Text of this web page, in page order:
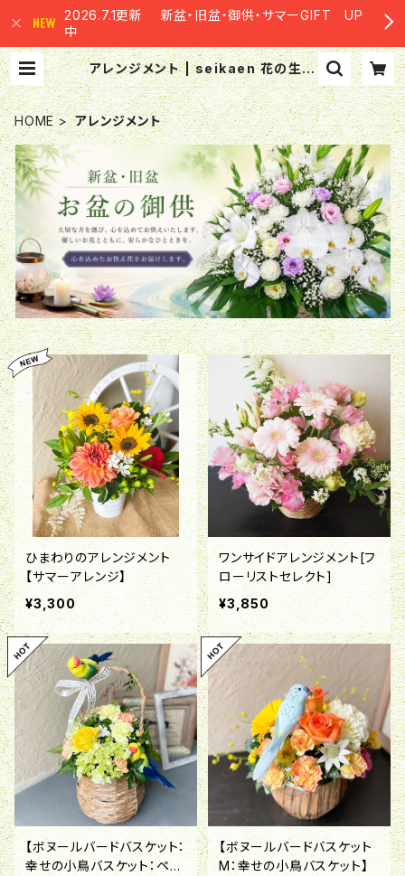
2026.7.1更新 新盆・旧盆・御供・サマーGIFT UP
中
アレンジメント | seikaen 花の生華
園
HOME アレンジメント
ひまわりのアレンジメント
【サマーアレンジ】
¥3,300
ワンサイドアレンジメント[フ
ローリストセレクト]
¥3,850
【ボヌールバードバスケット：
幸せの小鳥バスケット：ペ
【ボヌールバードバスケット
M：幸せの小鳥バスケット】